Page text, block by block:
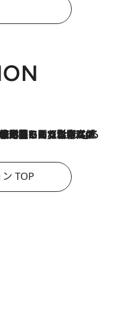
チャージ料の高値が続いている」ホルムズ海峡封鎖による影響はいつまで続く？《エネルギー専門家に聞く“どうなる日本の暮らし”》
TOP